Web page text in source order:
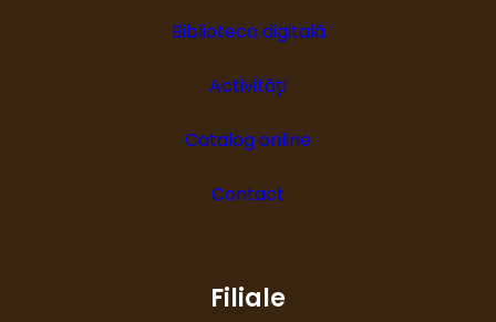
Biblioteca digitală
Activități
Catalog online
Contact
Filiale